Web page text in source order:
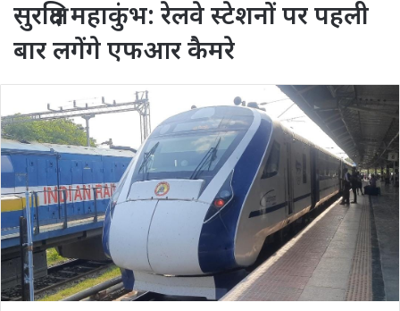
सुरक्षित महाकुंभ: रेलवे स्टेशनों पर पहली
बार लगेंगे एफआर कैमरे